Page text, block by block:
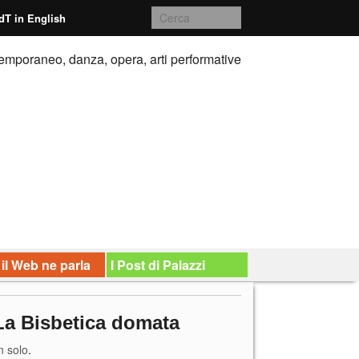
in English
danza, opera, arti performative
Web ne parla I Post di Palazzi
Bisbetica domata
solo.